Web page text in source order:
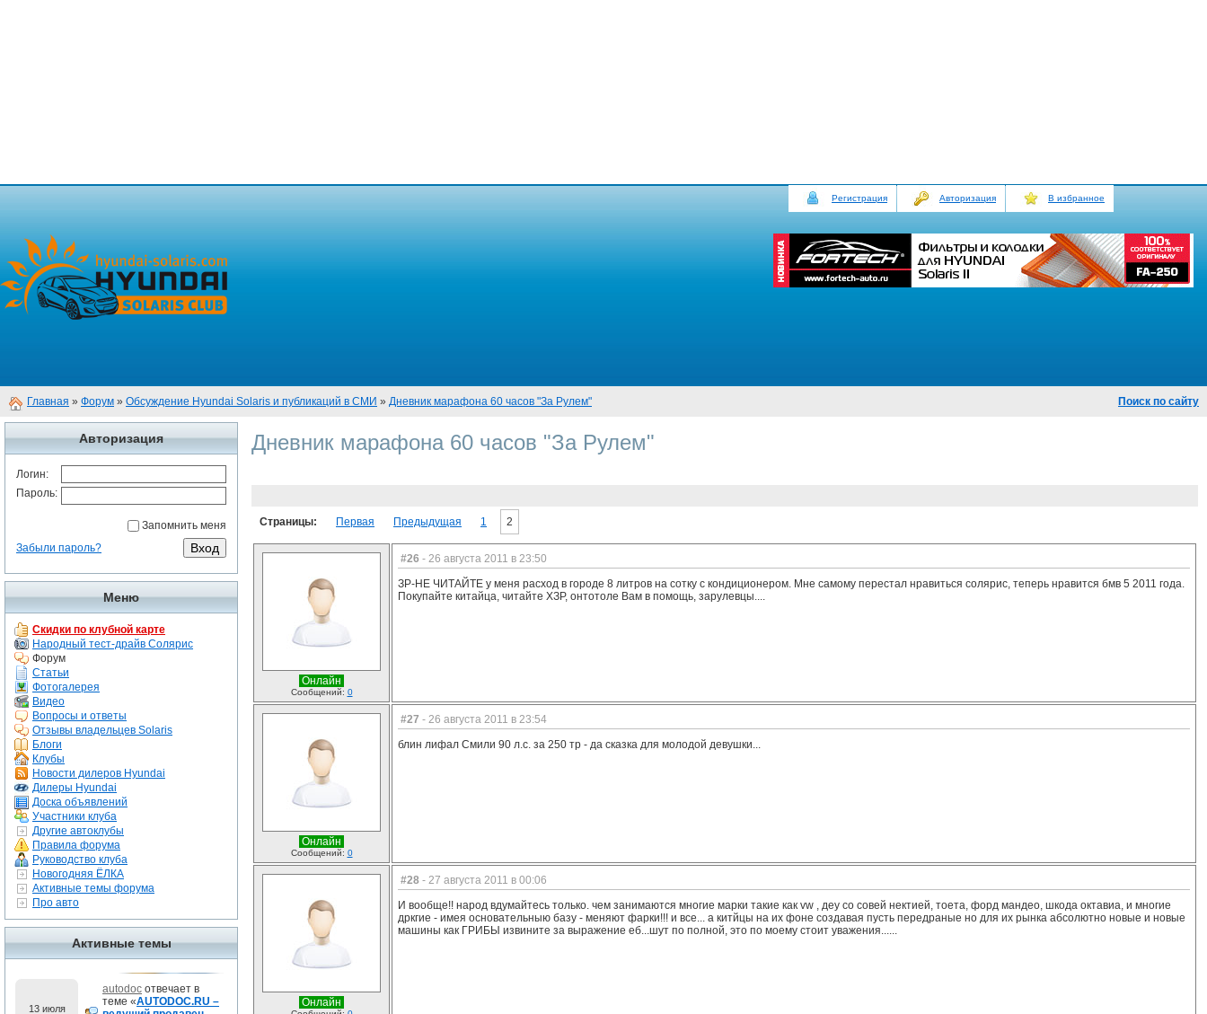
Регистрация Авторизация В избранное
Главная » Форум » Обсуждение Hyundai Solaris и публикаций в СМИ » Дневник марафона 60 часов "За Рулем" Поиск по сайту
Авторизация
Логин:
Пароль:
Запомнить меня
Забыли пароль?
Меню
Скидки по клубной карте
Народный тест-драйв Солярис
Форум
Статьи
Фотогалерея
Видео
Вопросы и ответы
Отзывы владельцев Solaris
Блоги
Клубы
Новости дилеров Hyundai
Дилеры Hyundai
Доска объявлений
Участники клуба
Другие автоклубы
Правила форума
Руководство клуба
Новогодняя ЁЛКА
Активные темы форума
Про авто
Активные темы
13 июля
autodoc отвечает в
теме «AUTODOC.RU –
Дневник марафона 60 часов "За Рулем"
Страницы: Первая Предыдущая 1 2
Онлайн
Сообщений: 0
#26 - 26 августа 2011 в 23:50
ЗР-НЕ ЧИТАЙТЕ у меня расход в городе 8 литров на сотку с кондиционером. Мне самому перестал нравиться солярис, теперь нравится бмв 5 2011 года.
Покупайте китайца, читайте ХЗР, онтотоле Вам в помощь, зарулевцы....
Онлайн
Сообщений: 0
#27 - 26 августа 2011 в 23:54
блин лифал Смили 90 л.с. за 250 тр - да сказка для молодой девушки...
Онлайн
#28 - 27 августа 2011 в 00:06
И вообще!! народ вдумайтесь только. чем занимаются многие марки такие как vw , деу со совей нектией, тоета, форд мандео, шкода октавиа, и многие
дркгие - имея основательныю базу - меняют фарки!!! и все... а китйцы на их фоне создавая пусть передраные но для их рынка абсолютно новые и новые
машины как ГРИБЫ извините за выражение еб...шут по полной, это по моему стоит уважения......